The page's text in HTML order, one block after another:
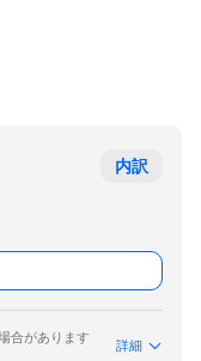
内訳
合があります
詳細